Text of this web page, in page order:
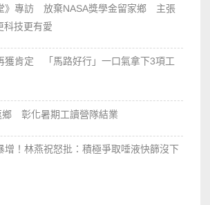
》專訪 放棄NASA獎學金留家鄉 主張
科技更有愛
獲肯定 「馬路好行」一口氣拿下3項工
鄉 彰化暑期工讀營隊結業
增！林燕祝怒批：積極爭取唾液快篩沒下